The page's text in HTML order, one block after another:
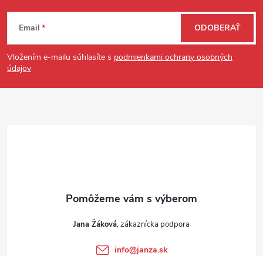
Zápätie
Email
Vložením e-mailu súhlasíte s podmienkami ochrany osobných
údajov
ODOBERAŤ
Jana Žáková
info@janza.sk